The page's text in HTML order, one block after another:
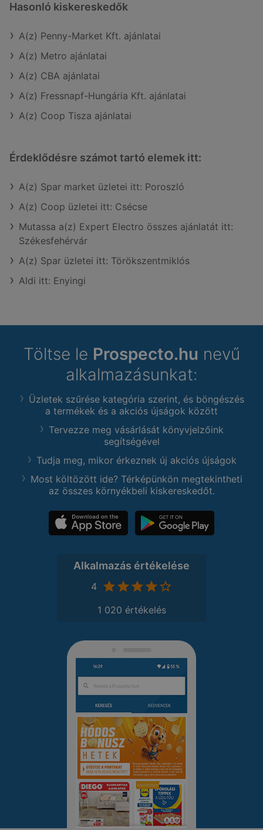
Hasonló kiskereskedők
A(z) Penny-Market Kft. ajánlatai
A(z) Metro ajánlatai
A(z) CBA ajánlatai
A(z) Fressnapf-Hungária Kft. ajánlatai
A(z) Coop Tisza ajánlatai
Érdeklődésre számot tartó elemek itt:
A(z) Spar market üzletei itt: Poroszló
A(z) Coop üzletei itt: Csécse
Mutassa a(z) Expert Electro összes ajánlatát itt:
Székesfehérvár
A(z) Spar üzletei itt: Törökszentmiklós
Aldi itt: Enyingi
Töltse le Prospecto.hu nevű
alkalmazásunkat:
Üzletek szűrése kategória szerint, és böngészés
a termékek és a akciós újságok között
Tervezze meg vásárlását könyvjelzőink
segítségével
Tudja meg, mikor érkeznek új akciós újságok
Most költözött ide? Térképünkön megtekintheti
az összes környékbeli kiskereskedőt.
Alkalmazás értékelése
4
1 020 értékelés